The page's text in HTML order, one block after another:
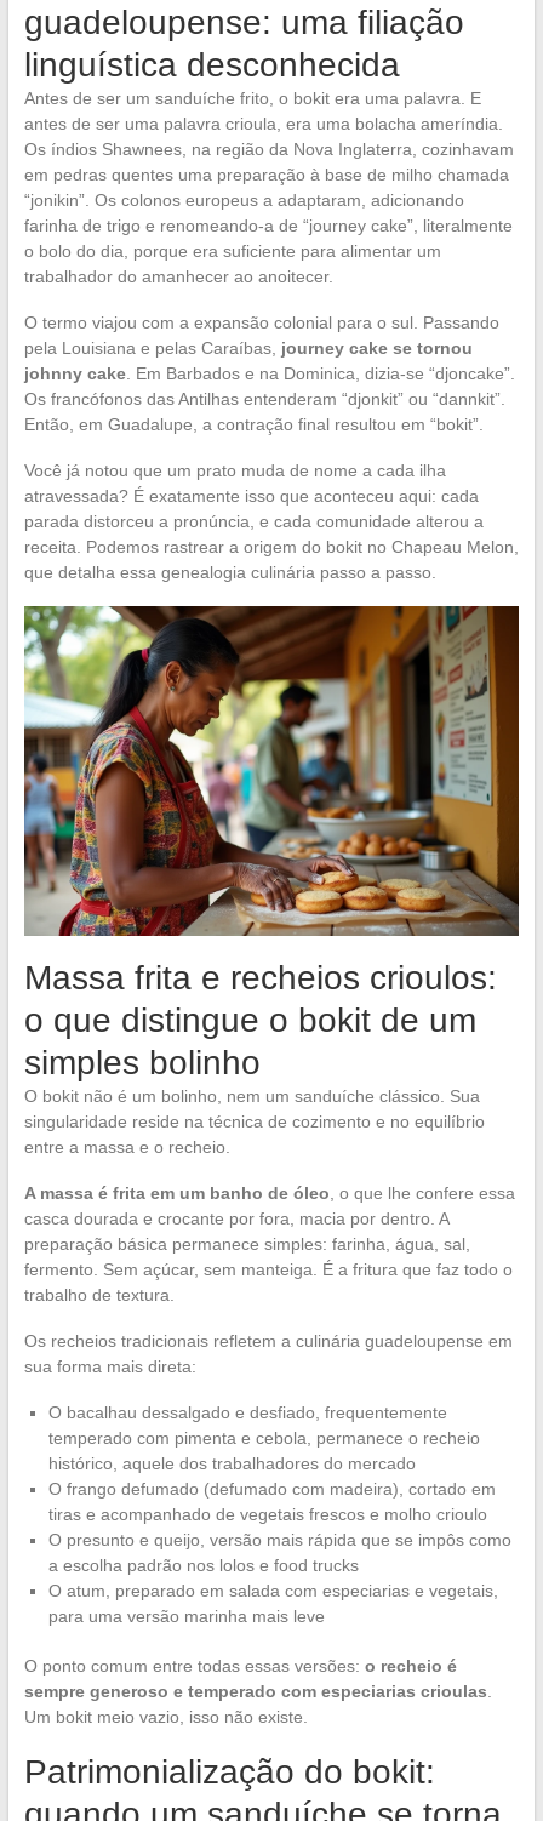
guadeloupense: uma filiação
linguística desconhecida
Antes de ser um sanduíche frito, o bokit era uma palavra. E
antes de ser uma palavra crioula, era uma bolacha ameríndia.
Os índios Shawnees, na região da Nova Inglaterra, cozinhavam
em pedras quentes uma preparação à base de milho chamada
“jonikin”. Os colonos europeus a adaptaram, adicionando
farinha de trigo e renomeando-a de “journey cake”, literalmente
o bolo do dia, porque era suficiente para alimentar um
trabalhador do amanhecer ao anoitecer.
O termo viajou com a expansão colonial para o sul. Passando
pela Louisiana e pelas Caraíbas, journey cake se tornou
johnny cake. Em Barbados e na Dominica, dizia-se “djoncake”.
Os francófonos das Antilhas entenderam “djonkit” ou “dannkit”.
Então, em Guadalupe, a contração final resultou em “bokit”.
Você já notou que um prato muda de nome a cada ilha
atravessada? É exatamente isso que aconteceu aqui: cada
parada distorceu a pronúncia, e cada comunidade alterou a
receita. Podemos rastrear a origem do bokit no Chapeau Melon,
que detalha essa genealogia culinária passo a passo.
Massa frita e recheios crioulos:
o que distingue o bokit de um
simples bolinho
O bokit não é um bolinho, nem um sanduíche clássico. Sua
singularidade reside na técnica de cozimento e no equilíbrio
entre a massa e o recheio.
A massa é frita em um banho de óleo , o que lhe confere essa
casca dourada e crocante por fora, macia por dentro. A
preparação básica permanece simples: farinha, água, sal,
fermento. Sem açúcar, sem manteiga. É a fritura que faz todo o
trabalho de textura.
Os recheios tradicionais refletem a culinária guadeloupense em
sua forma mais direta:
O bacalhau dessalgado e desfiado, frequentemente
temperado com pimenta e cebola, permanece o recheio
histórico, aquele dos trabalhadores do mercado
O frango defumado (defumado com madeira), cortado em
tiras e acompanhado de vegetais frescos e molho crioulo
O presunto e queijo, versão mais rápida que se impôs como
a escolha padrão nos lolos e food trucks
O atum, preparado em salada com especiarias e vegetais,
para uma versão marinha mais leve
O ponto comum entre todas essas versões: o recheio é
sempre generoso e temperado com especiarias crioulas
Um bokit meio vazio, isso não existe.
Patrimonialização do bokit: